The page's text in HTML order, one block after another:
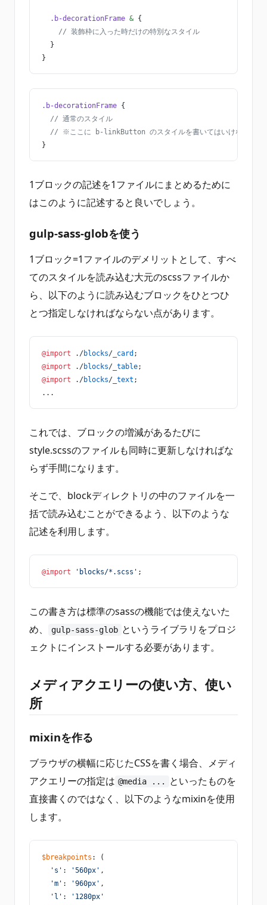
  .b-decorationFrame
& {
    // 装飾枠に入った時だけの特別なスタイル
  }
}
.b-decorationFrame {
  // 通常のスタイル
  // ※ここに b-linkButton のスタイルを書いてはいけない
}
1ブロックの記述を1ファイルにまとめるために
はこのように記述すると良いでしょう。
gulp-sass-globを使う
1ブロック=1ファイルのデメリットとして、すべ
てのスタイルを読み込む大元のscssファイルか
ら、以下のように読み込むブロックをひとつひ
とつ指定しなければならない点があります。
@import ./blocks/ _card ;
@import ./blocks/ _table;
@import ./blocks/ _text ;
...
これでは、ブロックの増減があるたびに
style.scssのファイルも同時に更新しなければな
らず手間になります。
そこで、blockディレクトリの中のファイルを一
括で読み込むことができるよう、以下のような
記述を利用します。
@import 'blocks/*.scss' ;
この書き方は標準のsassの機能では使えないた
め、
gulp-sass-glob というライブラリをプロジ
ェクトにインストールする必要があります。
メディアクエリーの使い方、使い
所
mixinを作る
ブラウザの横幅に応じたCSSを書く場合、メディ
アクエリーの指定は @media ...
といったものを
直接書くのではなく、以下のようなmixinを使用
します。
$breakpoints : (
  's'
: '560px' ,
  'm'
: '960px' ,
  'l'
:
'1280px'